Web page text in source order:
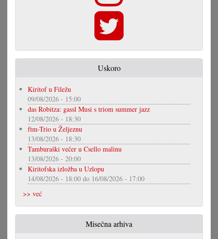
Uskoro
Kiritof u Filežu
09/08/2026 - 15:00
das Robitza: gassl Musi s triom summer jazz
12/08/2026 - 18:30
ftm-Trio u Željeznu
13/08/2026 - 18:30
Tamburaški večer u Csello malinu
13/08/2026 - 20:00
Kiritofska izložba u Uzlopu
14/08/2026 - 18:00 do 16/08/2026 - 17:00
>> već
Misečna arhiva